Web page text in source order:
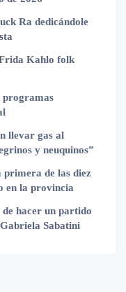
Ra dedicándole
Kahlo folk
llevar gas al
y neuquinos”
de las diez
en la provincia
de hacer un partido
Sabatini